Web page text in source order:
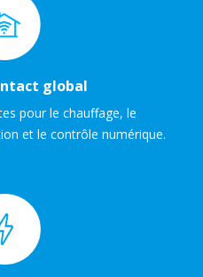
global
pour le chauffage, le
et le contrôle numérique.